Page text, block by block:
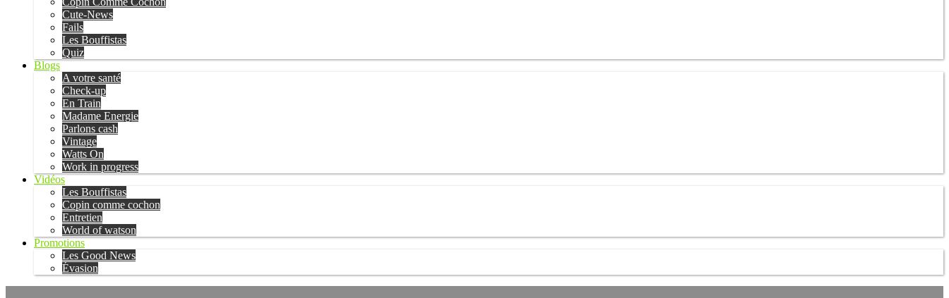
Cute-News
Fails
Les Bouffistas
Quiz
Blogs
A votre santé
Check-up
En Train
Madame Energie
Parlons cash
Vintage
Watts On
Work in progress
Vidéos
Les Bouffistas
Copin comme cochon
Entretien
World of watson
Promotions
Les Good News
Évasion